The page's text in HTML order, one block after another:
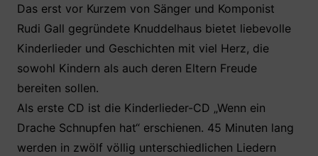
c
e
b
o
o
k
itt
er
at
s
A
p
er
e
st
le
n
Das erst vor Kurzem von Sänger und Komponist
Rudi Gall gegründete Knuddelhaus bietet liebevolle
Kinderlieder und Geschichten mit viel Herz, die
sowohl Kindern als auch deren Eltern Freude
bereiten sollen.
Als erste CD ist die Kinderlieder-CD „Wenn ein
Drache Schnupfen hat“ erschienen. 45 Minuten lang
werden in zwölf völlig unterschiedlichen Liedern